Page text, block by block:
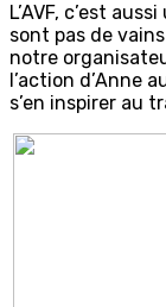
L’AVF, c’est
sont pas de
notre
l’action d’Anne
s’en inspirer au